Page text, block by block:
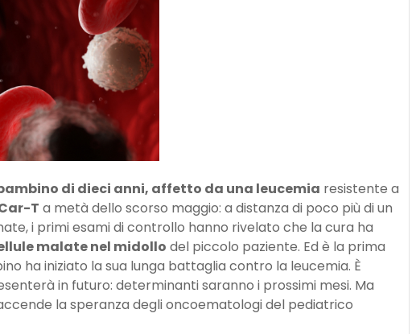
di dieci anni, affetto da una leucemia resistente a
T a metà dello scorso maggio: a distanza di poco più di un
i primi esami di controllo hanno rivelato che la cura ha
malate nel midollo del piccolo paziente. Ed è la prima
ha iniziato la sua lunga battaglia contro la leucemia. È
in futuro: determinanti saranno i prossimi mesi. Ma
la speranza degli oncoematologi del pediatrico